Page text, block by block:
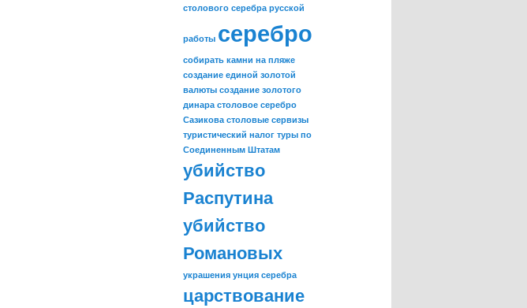
столового серебра русской
работы серебро
собирать камни на пляже
создание единой золотой
валюты создание золотого
динара столовое серебро
Сазикова столовые сервизы
туристический налог туры по
Соединенным Штатам
убийство
Распутина
убийство
Романовых
украшения унция серебра
царствование